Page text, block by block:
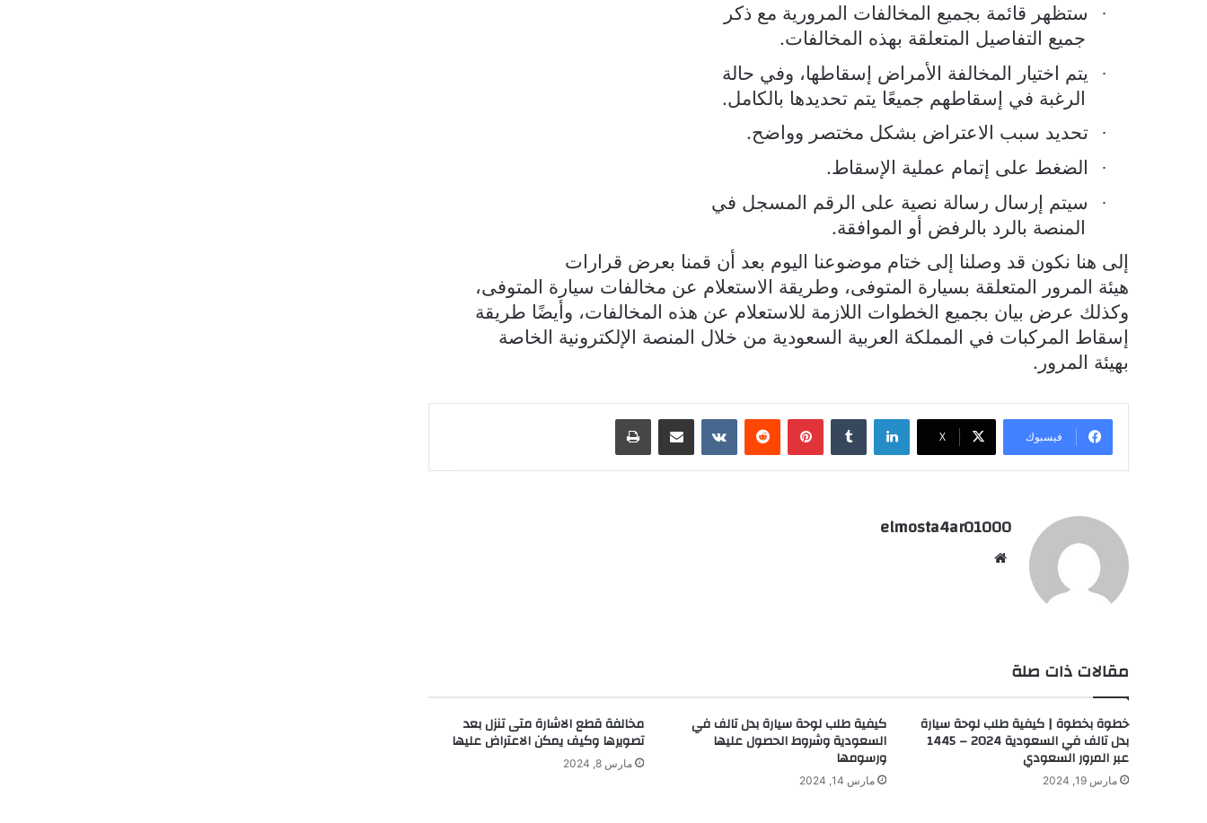
·
ستظهر قائمة بجميع المخالفات المرورية مع ذكر
جميع التفاصيل المتعلقة بهذه المخالفات.
·
يتم اختيار المخالفة الأمراض إسقاطها، وفي حالة
الرغبة في إسقاطهم جميعًا يتم تحديدها بالكامل.
· تحديد سبب الاعتراض بشكل مختصر وواضح.
· الضغط على إتمام عملية الإسقاط.
·
سيتم إرسال رسالة نصية على الرقم المسجل في
المنصة بالرد بالرفض أو الموافقة.
إلى هنا نكون قد وصلنا إلى ختام موضوعنا اليوم بعد أن قمنا بعرض قرارات
هيئة المرور المتعلقة بسيارة المتوفى، وطريقة الاستعلام عن مخالفات سيارة المتوفى،
وكذلك عرض بيان بجميع الخطوات اللازمة للاستعلام عن هذه المخالفات، وأيضًا طريقة
إسقاط المركبات في المملكة العربية السعودية من خلال المنصة الإلكترونية الخاصة
بهيئة المرور.
فيسبوك ‫X
لينكدإن بينتيريست مشاركة عبر البريد طباعة
elmosta4ar01000
مقالات ذات صلة
خطوة بخطوة | كيفية طلب لوحة سيارة
بدل تالف في السعودية 2024 – 1445
عبر المرور السعودي
مارس 19, 2024
كيفية طلب لوحة سيارة بدل تالف في
السعودية وشروط الحصول عليها
ورسومها
مارس 14, 2024
مخالفة قطع الاشارة متى تنزل بعد
تصويرها وكيف يمكن الاعتراض عليها
مارس 8, 2024